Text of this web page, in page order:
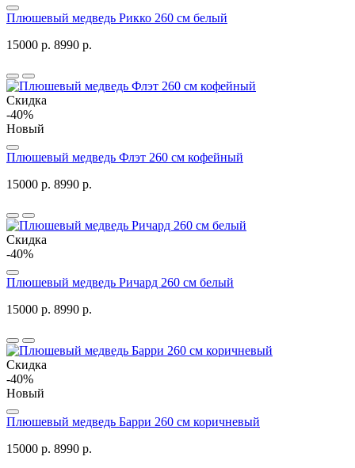
Плюшевый медведь Рикко 260 см белый
15000 р. 8990 р.
Скидка
-40%
Новый
Плюшевый медведь Флэт 260 см кофейный
15000 р. 8990 р.
Скидка
-40%
Плюшевый медведь Ричард 260 см белый
15000 р. 8990 р.
Скидка
-40%
Новый
Плюшевый медведь Барри 260 см коричневый
15000 р. 8990 р.